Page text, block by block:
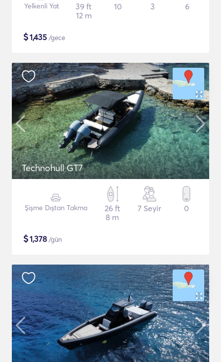
Yelkenli Yat
39 ft
12 m
10 3 6
$1,435 /gece
Technohull GT7
Şişme Dıştan Takma
26 ft
8 m
7 Seyir 0
$1,378 /gün